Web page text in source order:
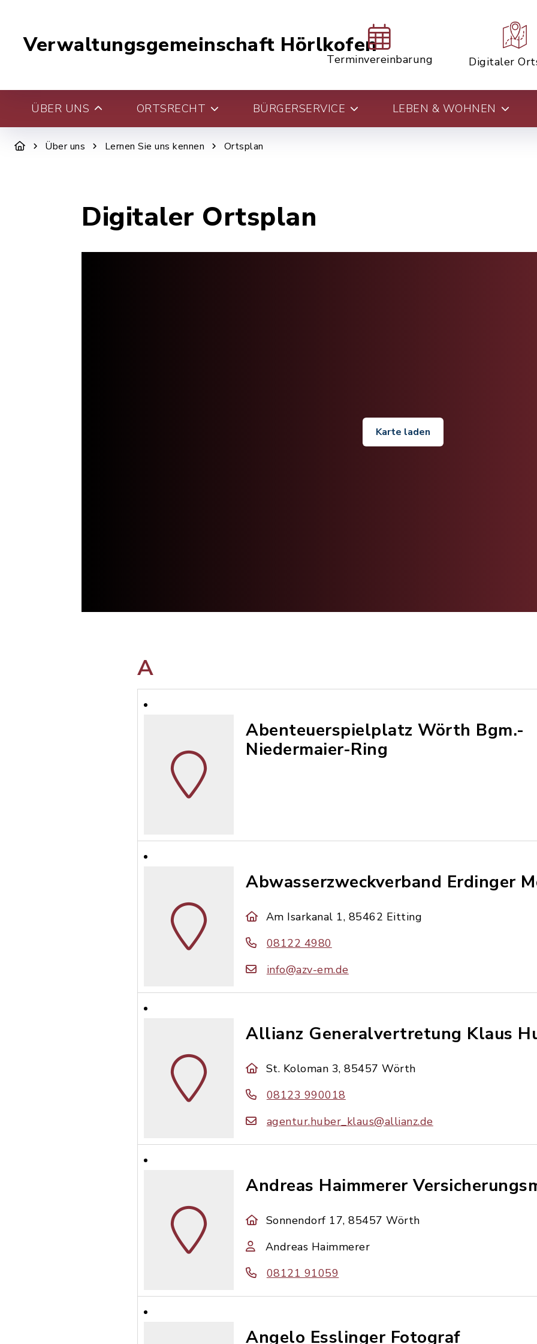
Verwaltungsgemeinschaft Hörlkofen
Terminvereinbarung Digitaler
ÜBER UNS ORTSRECHT BÜRGERSERVICE LEBEN & WOHNEN
Über uns Lernen Sie uns kennen Ortsplan
Digitaler Ortsplan
Karte laden
A
Abenteuerspielplatz Wörth Bgm.-
Niedermaier-Ring
Abwasserzweckverband Erdinger
Am Isarkanal 1, 85462 Eitting
08122 4980
info@azv-em.de
Allianz Generalvertretung Klaus
St. Koloman 3, 85457 Wörth
08123 990018
agentur.huber_klaus@allianz.de
Andreas Haimmerer
Sonnendorf 17, 85457 Wörth
Andreas Haimmerer
08121 91059
Angelo Esslinger Fotograf